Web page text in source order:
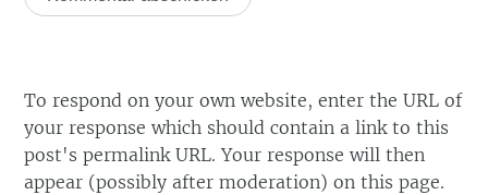
To respond on your own website, enter the URL of
your response which should contain a link to this
post's permalink URL. Your response will then
appear (possibly after moderation) on this page.